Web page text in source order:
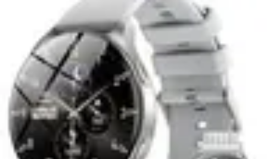
DécouverteAnalyse de PaysGuides Pratiques
de Voyage
Beaux Pays